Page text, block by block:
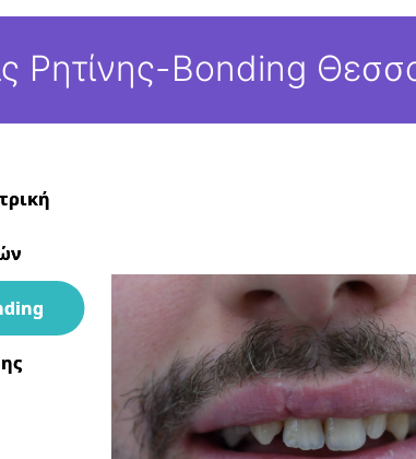
Ρητίνης-Bonding